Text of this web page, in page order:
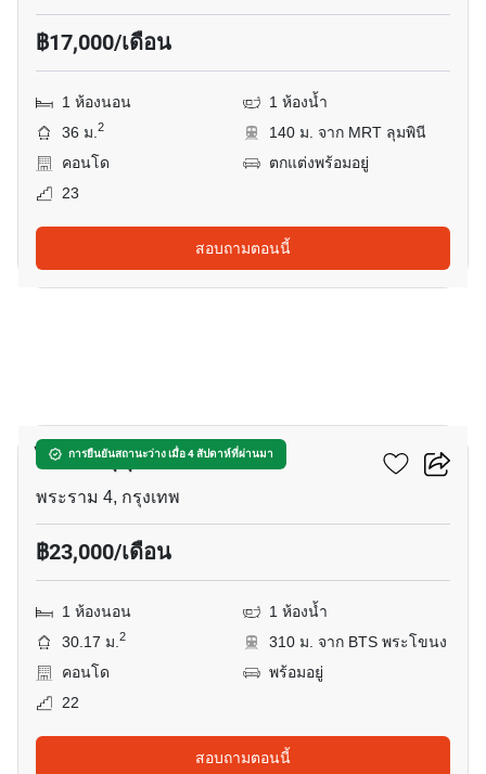
฿17,000/เดือน
1 ห้องนอน
1 ห้องน้ำ
36 ม.2
140 ม. จาก MRT ลุมพินี
คอนโด
ตกแต่งพร้อมอยู่
23
สอบถามตอนนี้
การยืนยันสถานะว่าง เมื่อ 4 สัปดาห์ที่ผ่านมา
ไอดีโอ สุขุมวิท - พระราม 4
พระราม 4, กรุงเทพ
฿23,000/เดือน
1 ห้องนอน
1 ห้องน้ำ
30.17 ม.2
310 ม. จาก BTS พระโขนง
คอนโด
พร้อมอยู่
22
สอบถามตอนนี้